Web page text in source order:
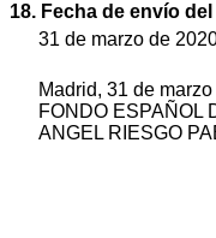
18. Fecha de envío
31 de marzo de
Madrid, 31 de
FONDO ESPAÑOL
ANGEL RIESGO